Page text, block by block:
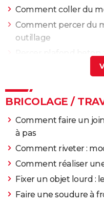
Comment coller du
Comment percer du
outillage
rénovation
BRICOLAGE /
Comment faire un
à pas
Comment riveter :
Comment réaliser
Fixer un objet lourd :
Faire une soudure à